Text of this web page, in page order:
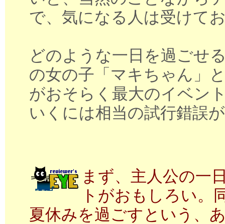
で、気になる人は受けて
どのような一日を過ごせ
の女の子「マキちゃん」
がおそらく最大のイベン
いくには相当の試行錯誤
まず、主人公の一
トがおもしろい。
夏休みを過ごすという、